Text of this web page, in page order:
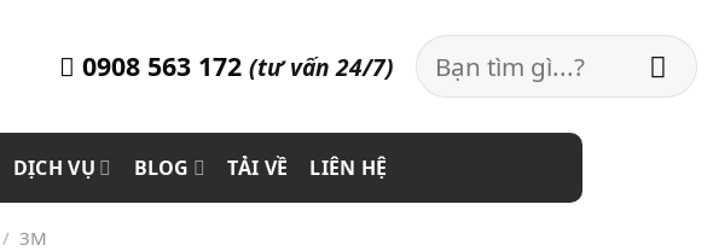
0908 563 172 (tư vấn 24/7)
Search
for:
DỊCH VỤ BLOG TẢI VỀ LIÊN HỆ
/ 3M